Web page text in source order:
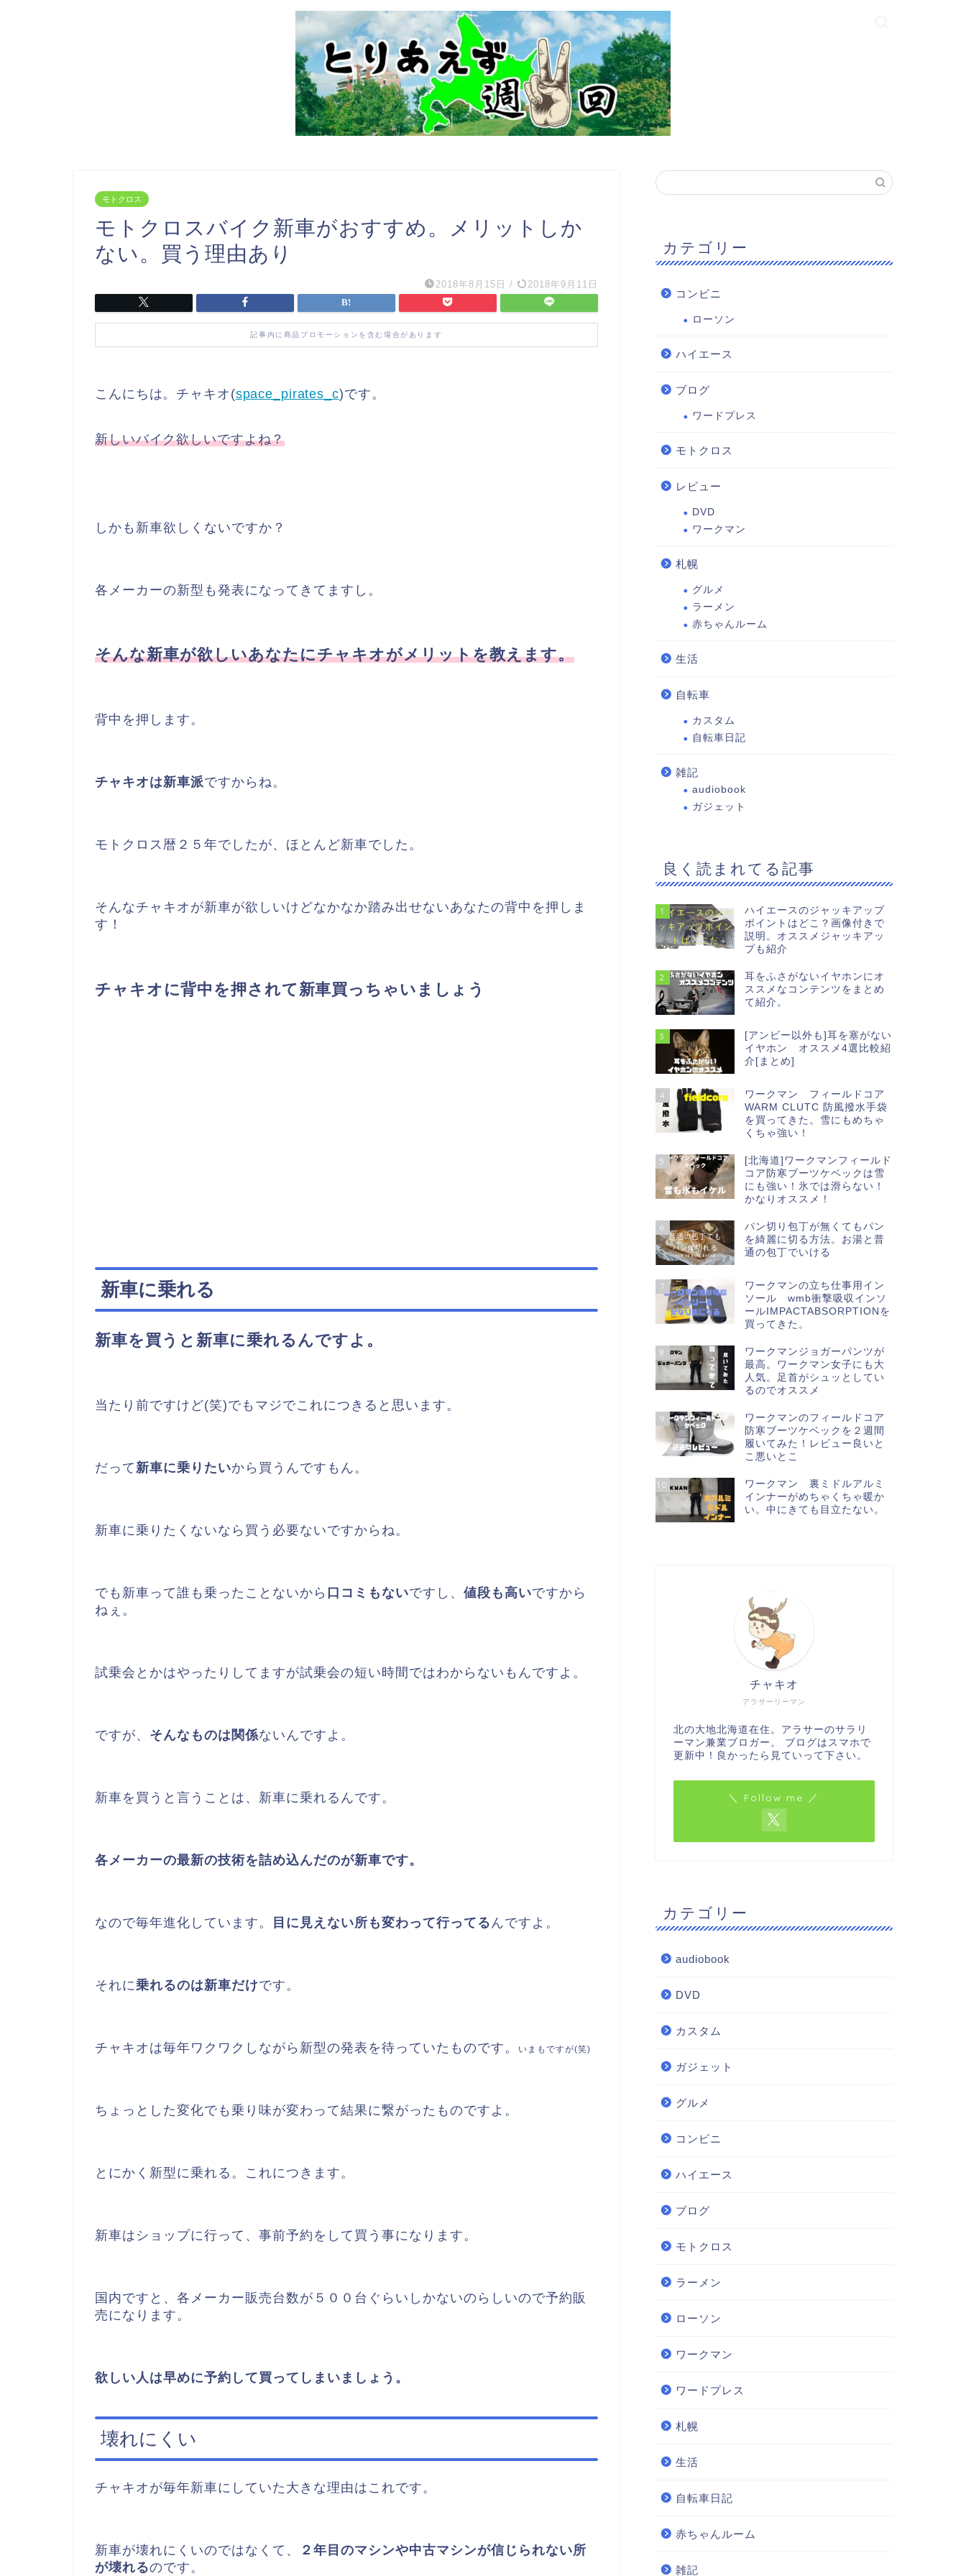
モトクロス
モトクロスバイク新車がおすすめ。メリットしか
ない。買う理由あり
2018年8月15日 / 2018年9月11日
記事内に商品プロモーションを含む場合があります
こんにちは。チャキオ(space_pirates_c)です。
新しいバイク欲しいですよね？
しかも新車欲しくないですか？
各メーカーの新型も発表になってきてますし。
そんな新車が欲しいあなたにチャキオがメリットを教えます。
背中を押します。
チャキオは新車派ですからね。
モトクロス暦２５年でしたが、ほとんど新車でした。
そんなチャキオが新車が欲しいけどなかなか踏み出せないあなたの背中を押しま
す！
チャキオに背中を押されて新車買っちゃいましょう
新車に乗れる
新車を買うと新車に乗れるんですよ。
当たり前ですけど(笑)でもマジでこれにつきると思います。
だって新車に乗りたいから買うんですもん。
新車に乗りたくないなら買う必要ないですからね。
でも新車って誰も乗ったことないから 口コミもないですし、 値段も高いですから
ねぇ。
試乗会とかはやったりしてますが試乗会の短い時間ではわからないもんですよ。
ですが、 そんなものは関係ないんですよ。
新車を買うと言うことは、新車に乗れるんです。
各メーカーの最新の技術を詰め込んだのが新車です。
なので毎年進化しています。 目に見えない所も変わって行ってる んですよ。
それに乗れるのは新車だけです。
チャキオは毎年ワクワクしながら新型の発表を待っていたものです。 いまもですが(笑)
ちょっとした変化でも乗り味が変わって結果に繋がったものですよ。
とにかく新型に乗れる。これにつきます。
新車はショップに行って、事前予約をして買う事になります。
国内ですと、各メーカー販売台数が５００台ぐらいしかないのらしいので予約販
売になります。
欲しい人は早めに予約して買ってしまいましょう。
壊れにくい
チャキオが毎年新車にしていた大きな理由はこれです。
新車が壊れにくいのではなくて、
２年目のマシンや中古マシンが信じられない所
が壊れるのです。
カテゴリー
コンビニ
ローソン
ハイエース
ブログ
ワードプレス
モトクロス
レビュー
DVD
ワークマン
札幌
グルメ
ラーメン
赤ちゃんルーム
生活
自転車
カスタム
自転車日記
雑記
audiobook
ガジェット
良く読まれてる記事
1
ハイエースのジャッキアップ
ポイントはどこ？画像付きで
説明。オススメジャッキアッ
プも紹介
2
耳をふさがないイヤホンにオ
ススメなコンテンツをまとめ
て紹介。
3
[アンビー以外も]耳を塞がない
イヤホン オススメ4選比較紹
介[まとめ]
4
ワークマン フィールドコア
WARM CLUTC 防風撥水手袋
を買ってきた。雪にもめちゃ
くちゃ強い！
5
[北海道]ワークマンフィールド
コア防寒ブーツケベックは雪
にも強い！氷では滑らない！
かなりオススメ！
6
パン切り包丁が無くてもパン
を綺麗に切る方法。お湯と普
通の包丁でいける
7
ワークマンの立ち仕事用イン
ソール wmb衝撃吸収インソ
ールIMPACTABSORPTIONを
買ってきた。
8
ワークマンジョガーパンツが
最高。ワークマン女子にも大
人気。足首がシュッとしてい
るのでオススメ
9
ワークマンのフィールドコア
防寒ブーツケベックを２週間
履いてみた！レビュー良いと
こ悪いとこ
10
ワークマン 裏ミドルアルミ
インナーがめちゃくちゃ暖か
い。中にきても目立たない。
アラサーリーマン
チャキオ
北の大地北海道在住。アラサーのサラリ
ーマン兼業ブロガー。 ブログはスマホで
更新中！良かったら見ていって下さい。
＼ Follow me ／
カテゴリー
audiobook
DVD
カスタム
ガジェット
グルメ
コンビニ
ハイエース
ブログ
モトクロス
ラーメン
ローソン
ワークマン
ワードプレス
札幌
生活
自転車日記
赤ちゃんルーム
雑記